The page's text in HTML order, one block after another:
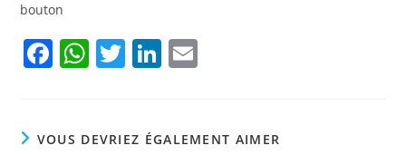
bouton
F
e
W
s
T
er
Li
e l
VOUS DEVRIEZ ÉGALEMENT AIMER